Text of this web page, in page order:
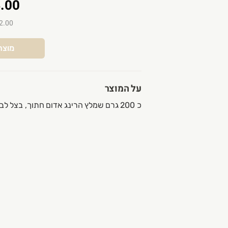
₪12.00
על המוצר
כ 200 גרם שמלץ הרינג אדום חתוך, בצל לבן וירוק, פלפל שחור ושמן זית